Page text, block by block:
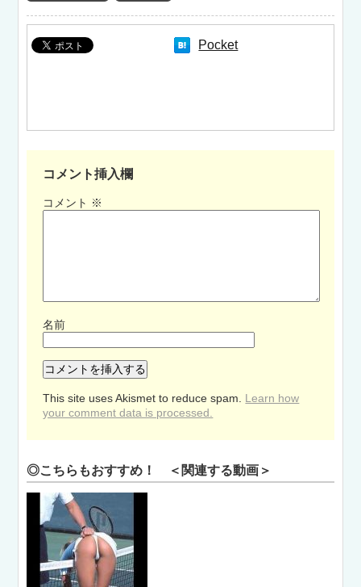
Pocket
コメント挿入欄
コメント ※
名前
This site uses Akismet to reduce spam. Learn how
your comment data is processed.
◎こちらもおすすめ！ ＜関連する動画＞